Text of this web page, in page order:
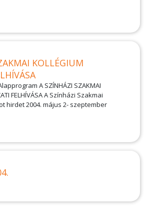
KOLLÉGIUM
A SZÍNHÁZI SZAKMAI
FELHÍVÁSA A Színházi Szakmai
hirdet 2004. május 2- szeptember